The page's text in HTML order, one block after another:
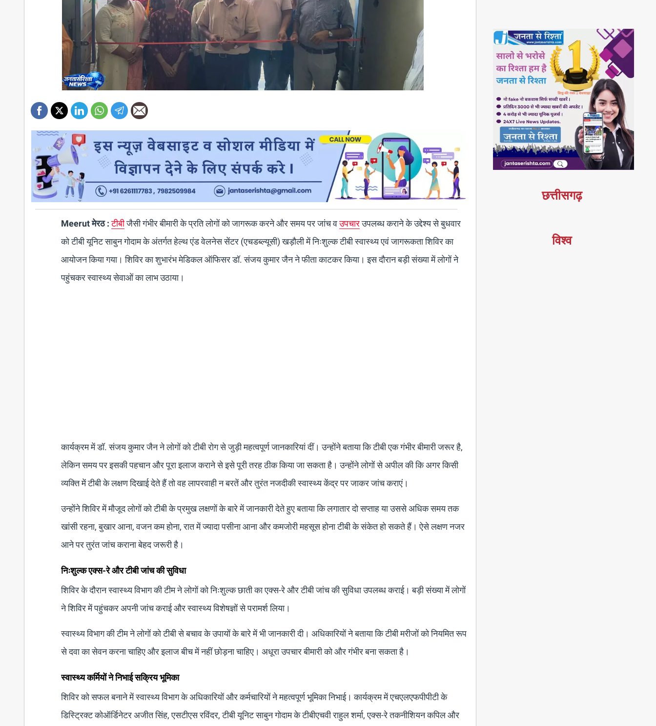
Meerut मेरठ :टीबीजैसी गंभीर बीमारी के प्रति लोगों को जागरूक करने और समय पर जांच वउपचारउपलब्ध कराने के उद्देश्य से बुधवार
को टीबी यूनिट साबुन गोदाम के अंतर्गत हेल्थ एंड वेलनेस सेंटर (एचडब्ल्यूसी) खड़ौली में निःशुल्क टीबी स्वास्थ्य एवं जागरूकता शिविर का
आयोजन किया गया। शिविर का शुभारंभ मेडिकल ऑफिसर डॉ. संजय कुमार जैन ने फीता काटकर किया। इस दौरान बड़ी संख्या में लोगों ने
पहुंचकर स्वास्थ्य सेवाओं का लाभ उठाया।
कार्यक्रम में डॉ. संजय कुमार जैन ने लोगों को टीबी रोग से जुड़ी महत्वपूर्ण जानकारियां दीं। उन्होंने बताया कि टीबी एक गंभीर बीमारी जरूर है,
लेकिन समय पर इसकी पहचान और पूरा इलाज कराने से इसे पूरी तरह ठीक किया जा सकता है। उन्होंने लोगों से अपील की कि अगर किसी
व्यक्ति में टीबी के लक्षण दिखाई देते हैं तो वह लापरवाही न बरतें और तुरंत नजदीकी स्वास्थ्य केंद्र पर जाकर जांच कराएं।
उन्होंने शिविर में मौजूद लोगों को टीबी के प्रमुख लक्षणों के बारे में जानकारी देते हुए बताया कि लगातार दो सप्ताह या उससे अधिक समय तक
खांसी रहना, बुखार आना, वजन कम होना, रात में ज्यादा पसीना आना और कमजोरी महसूस होना टीबी के संकेत हो सकते हैं। ऐसे लक्षण नजर
आने पर तुरंत जांच कराना बेहद जरूरी है।
निःशुल्क एक्स-रे और टीबी जांच की सुविधा
शिविर के दौरान स्वास्थ्य विभाग की टीम ने लोगों को निःशुल्क छाती का एक्स-रे और टीबी जांच की सुविधा उपलब्ध कराई। बड़ी संख्या में लोगों
ने शिविर में पहुंचकर अपनी जांच कराई और स्वास्थ्य विशेषज्ञों से परामर्श लिया।
स्वास्थ्य विभाग की टीम ने लोगों को टीबी से बचाव के उपायों के बारे में भी जानकारी दी। अधिकारियों ने बताया कि टीबी मरीजों को नियमित रूप
से दवा का सेवन करना चाहिए और इलाज बीच में नहीं छोड़ना चाहिए। अधूरा उपचार बीमारी को और गंभीर बना सकता है।
स्वास्थ्य कर्मियों ने निभाई सक्रिय भूमिका
शिविर को सफल बनाने में स्वास्थ्य विभाग के अधिकारियों और कर्मचारियों ने महत्वपूर्ण भूमिका निभाई। कार्यक्रम में एचएलएफपीपीटी के
डिस्ट्रिक्ट कोऑर्डिनेटर अजीत सिंह, एसटीएस रविंदर, टीबी यूनिट साबुन गोदाम के टीबीएचवी राहुल शर्मा, एक्स-रे तकनीशियन कपिल और
छत्तीसगढ़
विश्व